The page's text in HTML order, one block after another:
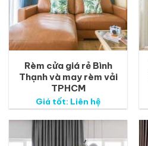
Rèm cửa giá rẻ Bình
Thạnh và may rèm vải
TPHCM
Giá tốt: Liên hệ